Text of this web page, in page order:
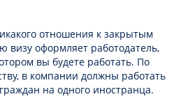
отношения к закрытым
визу оформляет работодатель,
вы будете работать. По
в компании должны работать
на одного иностранца.